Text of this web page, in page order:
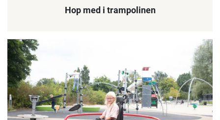
Hop med i trampolinen